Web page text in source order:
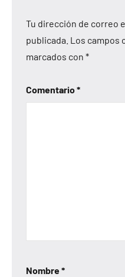
Tu dirección de correo
publicada. Los campos
marcados con *
Comentario*
Nombre*